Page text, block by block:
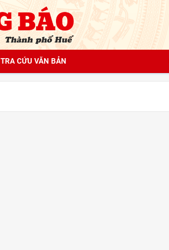
TRA CỨU VĂN BẢN